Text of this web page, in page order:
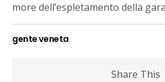
more dell’espletamento della
gente veneta
Share This